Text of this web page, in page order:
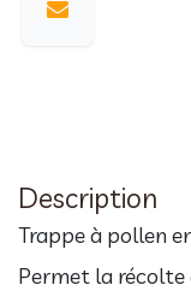
Description
Trappe à pollen
Permet la récolte